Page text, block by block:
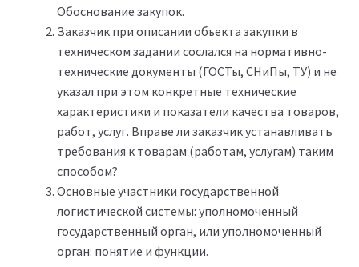
Обоснование закупок.
Заказчик при описании объекта закупки в
техническом задании сослался на нормативно-
технические документы (ГОСТы, СНиПы, ТУ) и не
указал при этом конкретные технические
характеристики и показатели качества товаров,
работ, услуг. Вправе ли заказчик устанавливать
требования к товарам (работам, услугам) таким
способом?
Основные участники государственной
логистической системы: уполномоченный
государственный орган, или уполномоченный
орган: понятие и функции.